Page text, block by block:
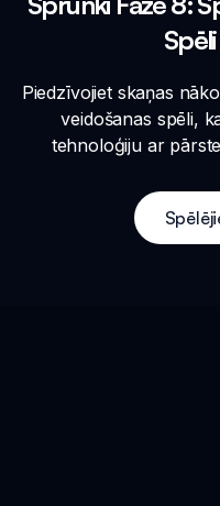
Piedzīvojiet skaņas
veidošanas spēli,
tehnoloģiju ar